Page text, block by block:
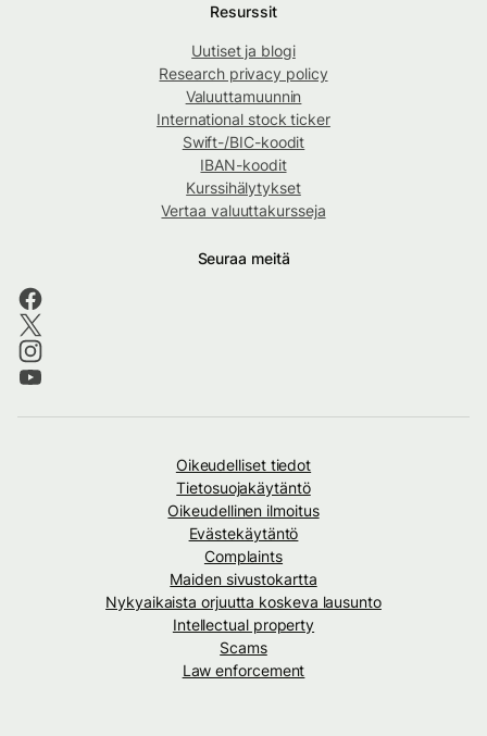
Resurssit
Uutiset ja blogi
Research privacy policy
Valuuttamuunnin
International stock ticker
Swift-/BIC-koodit
IBAN-koodit
Kurssihälytykset
Vertaa valuuttakursseja
Seuraa meitä
Oikeudelliset tiedot
Tietosuojakäytäntö
Oikeudellinen ilmoitus
Evästekäytäntö
Complaints
Maiden sivustokartta
Nykyaikaista orjuutta koskeva lausunto
Intellectual property
Scams
Law enforcement